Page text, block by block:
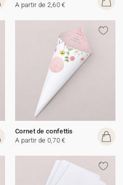
A partir de 2,60 €
Cornet de confettis
A partir de 0,70 €